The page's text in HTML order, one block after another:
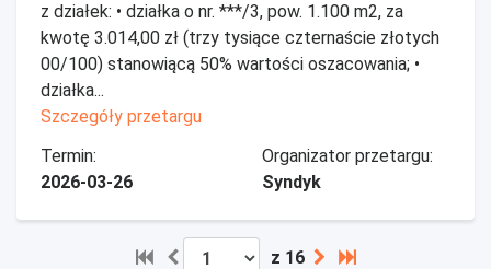
z działek: • działka o nr. ***/3, pow. 1.100 m2, za
kwotę 3.014,00 zł (trzy tysiące czternaście złotych
00/100) stanowiącą 50% wartości oszacowania; •
działka...
Szczegóły przetargu
Termin:
2026-03-26
Organizator przetargu:
Syndyk
z 16